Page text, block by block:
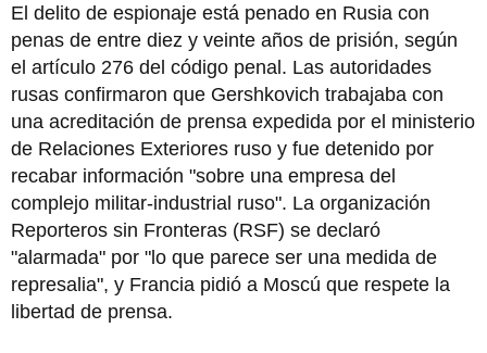
El delito de espionaje está penado en Rusia con
penas de entre diez y veinte años de prisión, según
el artículo 276 del código penal. Las autoridades
rusas confirmaron que Gershkovich trabajaba con
una acreditación de prensa expedida por el ministerio
de Relaciones Exteriores ruso y fue detenido por
recabar información "sobre una empresa del
complejo militar-industrial ruso". La organización
Reporteros sin Fronteras (RSF) se declaró
"alarmada" por "lo que parece ser una medida de
represalia", y Francia pidió a Moscú que respete la
libertad de prensa.